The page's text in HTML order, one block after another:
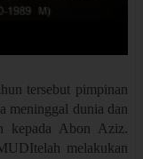
tersebut pimpinan
meninggal dunia dan
kepada Abon Aziz.
melakukan